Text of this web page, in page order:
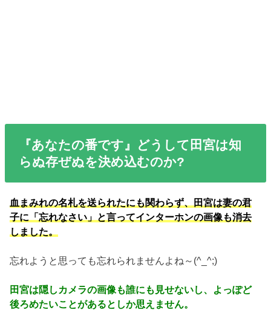
『あなたの番です』どうして田宮は知
らぬ存ぜぬを決め込むのか?
血まみれの名札を送られたにも関わらず、田宮は妻の君
子に「忘れなさい」と言ってインターホンの画像も消去
しました。
忘れようと思っても忘れられませんよね～(^_^;)
田宮は隠しカメラの画像も誰にも見せないし、よっぽど
後ろめたいことがあるとしか思えません。